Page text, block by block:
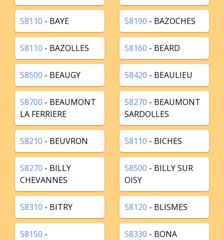
58110 - BAYE 58190 - BAZOCHES
58110 - BAZOLLES 58160 - BEARD
58500 - BEAUGY 58420 - BEAULIEU
58700 - BEAUMONT
LA FERRIERE
58270 - BEAUMONT
SARDOLLES
58210 - BEUVRON 58110 - BICHES
58270 - BILLY
CHEVANNES
58500 - BILLY SUR
OISY
58310 - BITRY 58120 - BLISMES
58150 -
58330 - BONA